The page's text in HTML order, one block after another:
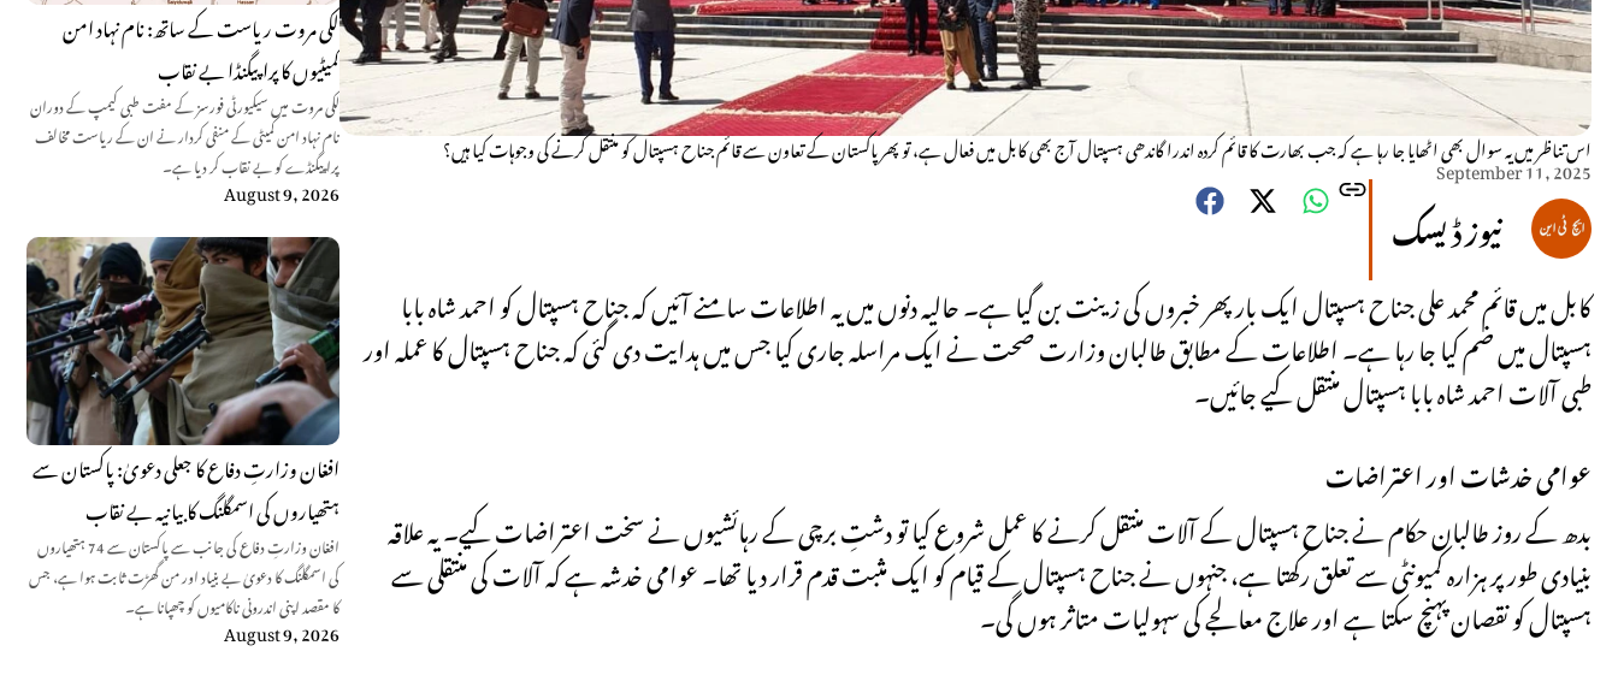
لکی مروت ریاست کے ساتھ: نام نہاد امن
کمیٹیوں کا پراپیگنڈا بے نقاب
لکی مروت میں سیکیورٹی فورسز کے مفت طبی کیمپ کے دوران
نام نہاد امن کمیٹی کے منفی کردار نے ان کے ریاست مخالف
پراپیگنڈے کو بے نقاب کر دیا ہے۔
August 9, 2026
افغان وزارتِ دفاع کا جعلی دعویٰ: پاکستان سے
ہتھیاروں کی اسمگلنگ کا بیانیہ بے نقاب
افغان وزارتِ دفاع کی جانب سے پاکستان سے 74 ہتھیاروں
کی اسمگلنگ کا دعویٰ بے بنیاد اور من گھڑت ثابت ہوا ہے، جس
کا مقصد اپنی اندرونی ناکامیوں کو چھپانا ہے۔
August 9, 2026
اس تناظر میں یہ سوال بھی اٹھایا جا رہا ہے کہ جب بھارت کا قائم کردہ اندرا گاندھی ہسپتال آج بھی کابل میں فعال ہے، تو پھر پاکستان کے تعاون سے قائم جناح ہسپتال کو منتقل کرنے کی وجوہات کیا ہیں؟
September 11, 2025
نیوز ڈیسک
کابل میں قائم محمد علی جناح ہسپتال ایک بار پھر خبروں کی زینت بن گیا ہے۔ حالیہ دنوں میں یہ اطلاعات سامنے آئیں کہ جناح ہسپتال کو احمد شاہ بابا
ہسپتال میں ضم کیا جا رہا ہے۔ اطلاعات کے مطابق طالبان وزارت صحت نے ایک مراسلہ جاری کیا جس میں ہدایت دی گئی کہ جناح ہسپتال کا عملہ اور
طبی آلات احمد شاہ بابا ہسپتال منتقل کیے جائیں۔
عوامی خدشات اور اعتراضات
بدھ کے روز طالبان حکام نے جناح ہسپتال کے آلات منتقل کرنے کا عمل شروع کیا تو دشتِ برچی کے رہائشیوں نے سخت اعتراضات کیے۔ یہ علاقہ
بنیادی طور پر ہزارہ کمیونٹی سے تعلق رکھتا ہے، جنہوں نے جناح ہسپتال کے قیام کو ایک مثبت قدم قرار دیا تھا۔ عوامی خدشہ ہے کہ آلات کی منتقلی سے
ہسپتال کو نقصان پہنچ سکتا ہے اور علاج معالجے کی سہولیات متاثر ہوں گی۔